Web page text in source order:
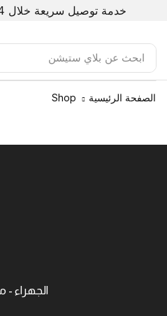
خدمة توصيل سريعة خلال 4 - 6 ساعات 😎
ابحث عن بلاي ستيشن
الصفحة الرئيسية Shop
الجهراء -